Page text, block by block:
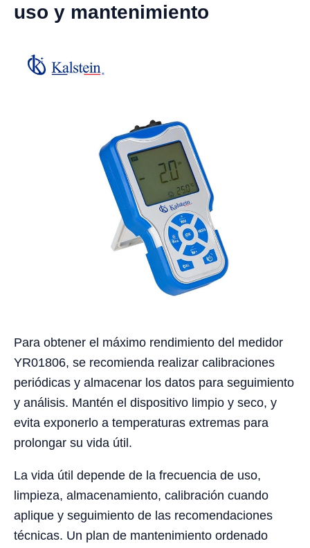
uso y mantenimiento
Para obtener el máximo rendimiento del medidor
YR01806, se recomienda realizar calibraciones
periódicas y almacenar los datos para seguimiento
y análisis. Mantén el dispositivo limpio y seco, y
evita exponerlo a temperaturas extremas para
prolongar su vida útil.
La vida útil depende de la frecuencia de uso,
limpieza, almacenamiento, calibración cuando
aplique y seguimiento de las recomendaciones
técnicas. Un plan de mantenimiento ordenado